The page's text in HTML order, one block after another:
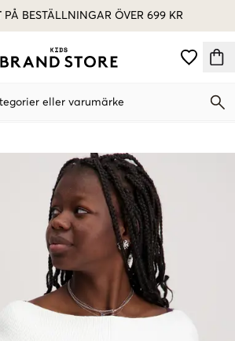
PÅ BESTÄLLNINGAR ÖVER 699 KR
eller varumärke